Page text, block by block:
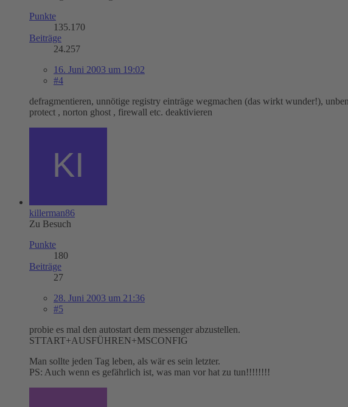
Punkte
135.170
Beiträge
24.257
16. Juni 2003 um 19:02
#4
defragmentieren, unnötige registry einträge wegmachen (das wirkt wunder!),
protect , norton ghost , firewall etc. deaktivieren
killerman86
Zu Besuch
Punkte
180
Beiträge
27
28. Juni 2003 um 21:36
#5
probie es mal den autostart dem messenger abzustellen.
STTART+AUSFÜHREN+MSCONFIG
Man sollte jeden Tag leben, als wär es sein letzter.
PS: Auch wenn es gefährlich ist, was man vor hat zu tun!!!!!!!!